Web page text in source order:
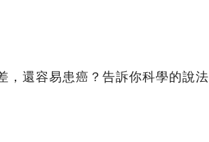
，還容易患癌？告訴你科學的說法